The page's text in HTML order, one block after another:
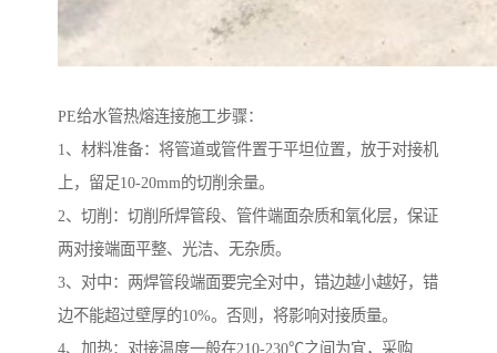
PE给水管热熔连接施工步骤：
1、材料准备：将管道或管件置于平坦位置，放于对接机
上，留足10-20mm的切削余量。
2、切削：切削所焊管段、管件端面杂质和氧化层，保证
两对接端面平整、光洁、无杂质。
3、对中：两焊管段端面要完全对中，错边越小越好，错
边不能超过壁厚的10%。否则，将影响对接质量。
4、加热：对接温度一般在210-230℃之间为宜，采购